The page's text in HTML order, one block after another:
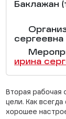
Баклажан
сергеевна
ирина
Вторая рабочая
цели. Как
хорошее